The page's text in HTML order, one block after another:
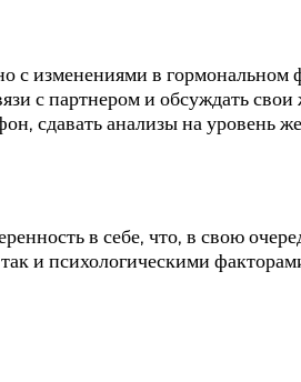
с изменениями в гормональном
с партнером и обсуждать свои
сдавать анализы на уровень
в себе, что, в свою
и психологическими